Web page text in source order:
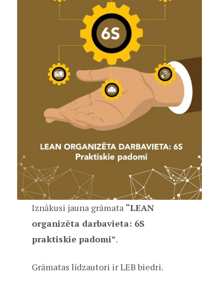
Iznākusi jauna grāmata “LEAN
organizēta darbavieta: 6S
praktiskie padomi”.
Grāmatas līdzautori ir LEB biedri.